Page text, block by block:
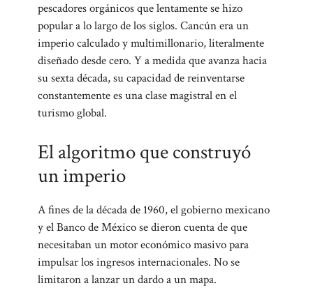
pescadores orgánicos que lentamente se hizo
popular a lo largo de los siglos. Cancún era un
imperio calculado y multimillonario, literalmente
diseñado desde cero. Y a medida que avanza hacia
su sexta década, su capacidad de reinventarse
constantemente es una clase magistral en el
turismo global.
El algoritmo que construyó
un imperio
A fines de la década de 1960, el gobierno mexicano
y el Banco de México se dieron cuenta de que
necesitaban un motor económico masivo para
impulsar los ingresos internacionales. No se
limitaron a lanzar un dardo a un mapa.